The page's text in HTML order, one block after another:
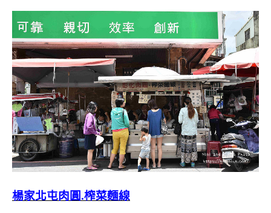
楊家北屯肉圓.榨菜麵線